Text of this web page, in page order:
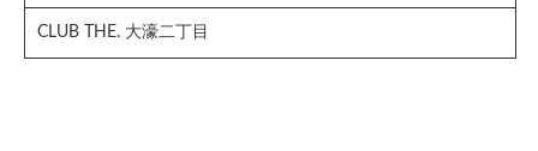
CLUB THE. 大濠二丁目